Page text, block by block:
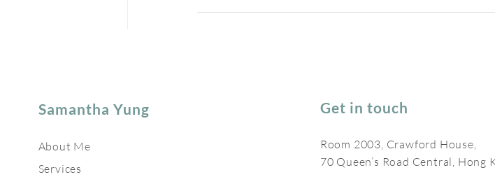
Samantha Yung
About Me
Services
Get in touch
Room 2003, Crawford House,
70 Queen’s Road Central, Hong